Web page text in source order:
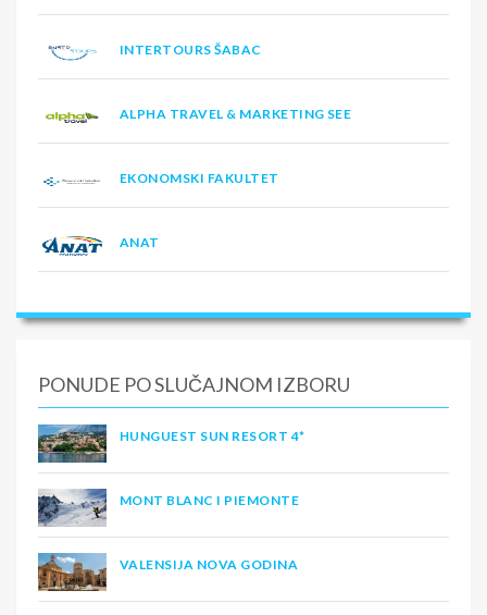
INTERTOURS ŠABAC
ALPHA TRAVEL & MARKETING SEE
EKONOMSKI FAKULTET
ANAT
PONUDE PO SLUČAJNOM IZBORU
HUNGUEST SUN RESORT 4*
MONT BLANC I PIEMONTE
VALENSIJA NOVA GODINA